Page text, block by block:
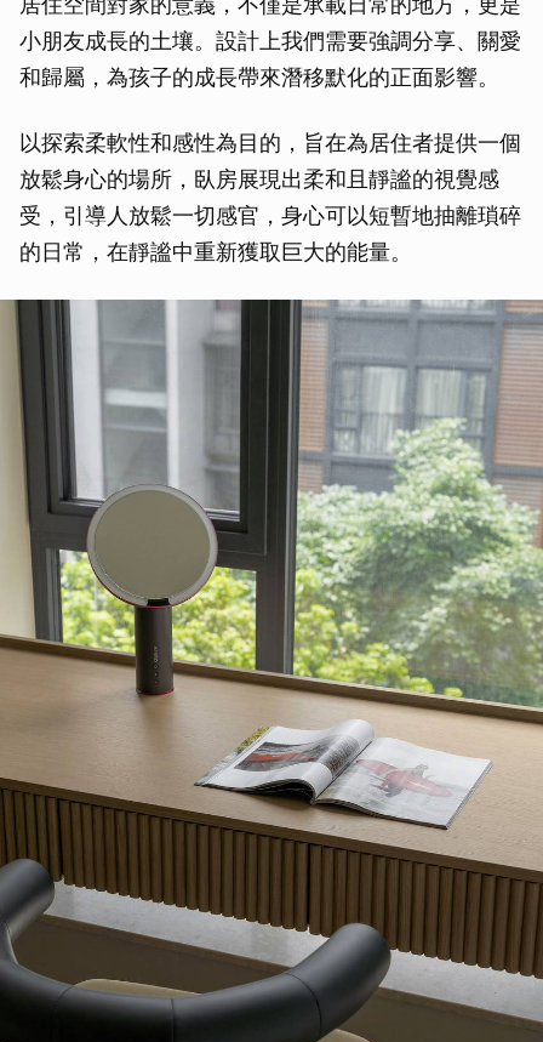
小朋友成長的土壤。設計上我們需要強調分享、關愛
和歸屬，為孩子的成長帶來潛移默化的正面影響。
以探索柔軟性和感性為目的，旨在為居住者提供一個
放鬆身心的場所，臥房展現出柔和且靜謐的視覺感
受，引導人放鬆一切感官，身心可以短暫地抽離瑣碎
的日常，在靜謐中重新獲取巨大的能量。